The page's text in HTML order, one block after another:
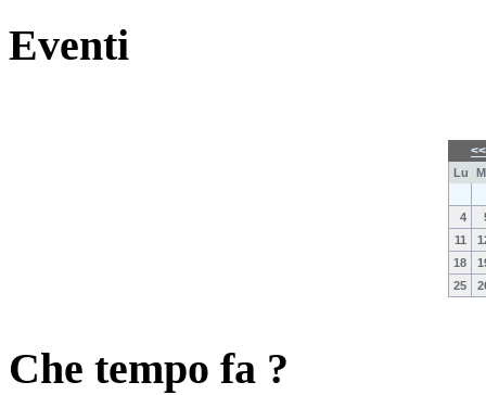
Eventi
Lu
4
11
18
25
Che tempo fa ?